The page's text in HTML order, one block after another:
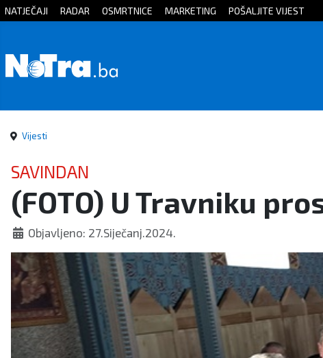
Početna
Sport
Kultura
Crna
kronika
Politika
Zanimljivosti
NATJEČAJI RADAR OSMRTNICE MARKETING POŠALJITE VIJEST
Vijesti
SAVINDAN
(FOTO) U Travniku
Objavljeno: 27.Siječanj.2024.